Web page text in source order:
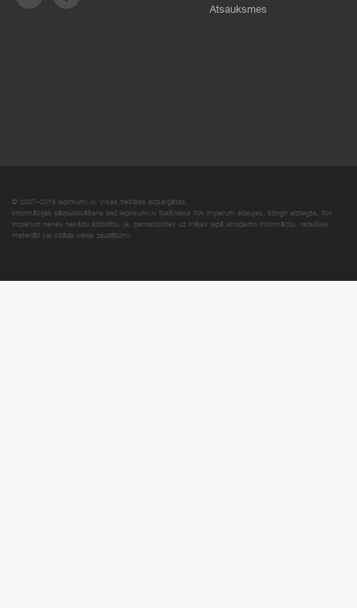
Atsauksmes
© 2007–2018 Iepirkumi.lv. Visas tiesības aizsargātas.
Informācijas pārpublicēšana bez iepirkumi.lv īpašnieka SIA Imperum atļaujas, stingri aizliegta. SIA
Imperum nenes nekādu atbildību, ja, pamatojoties uz mājas lapā atrodamo informāciju, radušies
materiāli vai citāda veida zaudējumi.